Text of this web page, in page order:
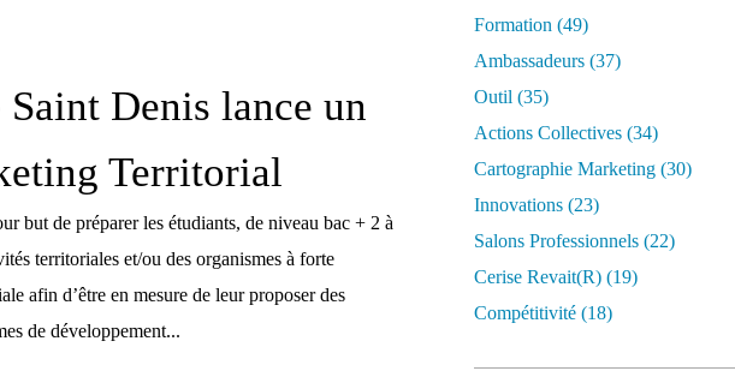
Denis lance un
Territorial
but de préparer les étudiants, de niveau bac + 2 à
territoriales et/ou des organismes à forte
afin d’être en mesure de leur proposer des
de développement...
Formation (49)
Ambassadeurs (37)
Outil (35)
Actions Collectives (34)
Cartographie Marketing (30)
Innovations (23)
Salons Professionnels (22)
Cerise Revait(r) (19)
Compétitivité (18)